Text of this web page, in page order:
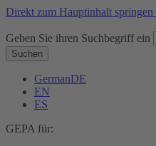
Direkt zum Hauptinhalt springen
Geben Sie ihren Suchbegriff ein
Suchen
GermanDE
EN
ES
GEPA für: